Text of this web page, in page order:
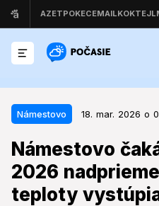
Námestovo 18. mar. 2026 o
Námestovo
2026
teploty vystúpia
Námestovo 18. mar.
Námestovo čaká
nadpriemerne
vystúpia až na 15